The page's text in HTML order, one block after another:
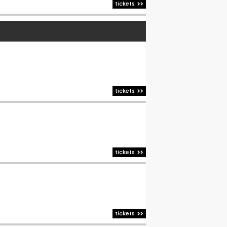
tickets
tickets
tickets
tickets